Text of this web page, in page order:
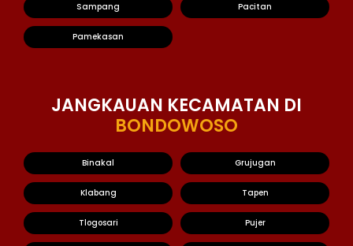
Sampang Pacitan
Pamekasan
JANGKAUAN KECAMATAN DI
BONDOWOSO
Binakal Grujugan
Klabang Tapen
Tlogosari Pujer